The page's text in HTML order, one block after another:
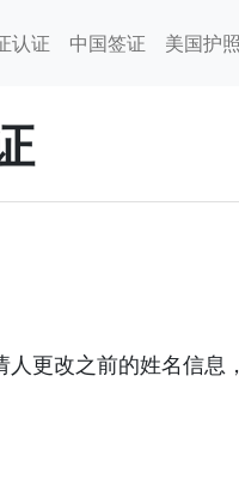
认证 中国签证 美国护照
更改之前的姓名信息